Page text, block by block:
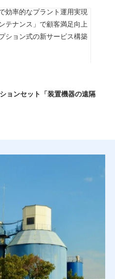
効率的なプラント運用実現
テナンス」で顧客満足向上
ション式の新サービス構築
ョンセット「装置機器の遠隔